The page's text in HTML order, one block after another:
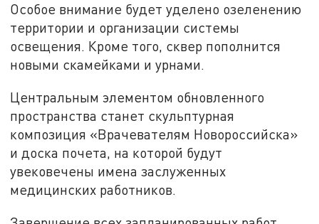
Особое внимание будет уделено озеленению
территории и организации системы
освещения. Кроме того, сквер пополнится
новыми скамейками и урнами.
Центральным элементом обновленного
пространства станет скульптурная
композиция «Врачевателям Новороссийска»
и доска почета, на которой будут
увековечены имена заслуженных
медицинских работников.